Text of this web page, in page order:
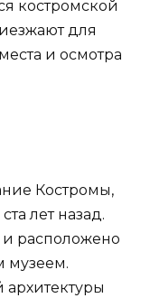
костромской
для
и осмотра
Костромы,
лет назад.
расположено
музеем.